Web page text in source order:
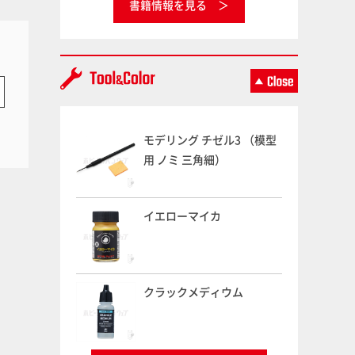
書籍情報を見る
モデリング チゼル3 （模型
用 ノミ 三角細）
イエローマイカ
クラックメディウム